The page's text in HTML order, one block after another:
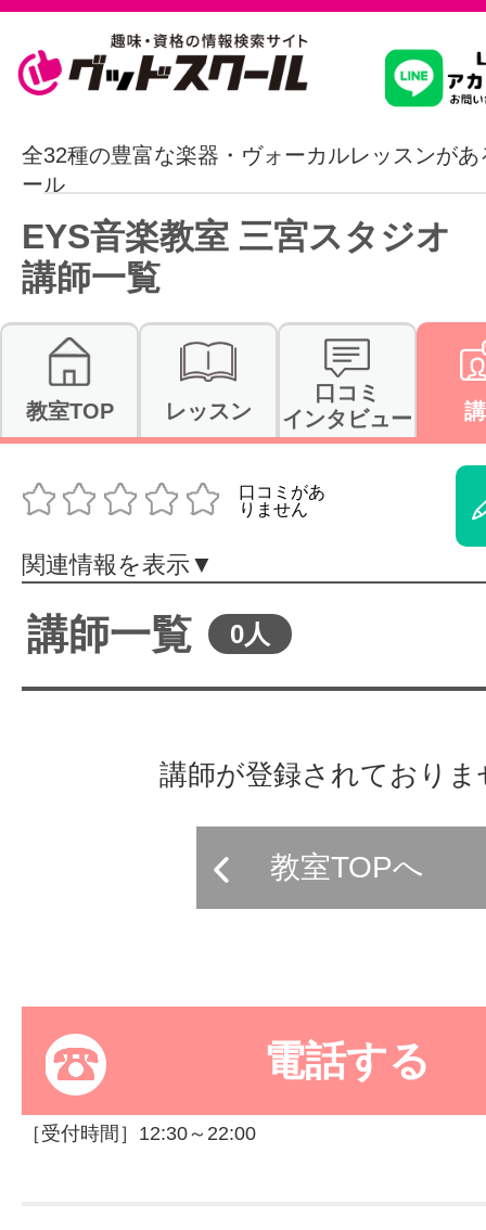
習いたいこ
スクールを
駅・路線か
通信講座を
体験レッス
やりたいこ
グッドスク
全32種の豊富な楽器・ヴォーカルレッスンが
ール
EYS音楽教室 三宮スタジオ
講師一覧
教室TOP レッスン
口コミ
インタビュー
関連情報を表示▼
講師一覧 0人
講師が登録されておりま
教室TOPへ
電話する
［受付時間］12:30～22:00